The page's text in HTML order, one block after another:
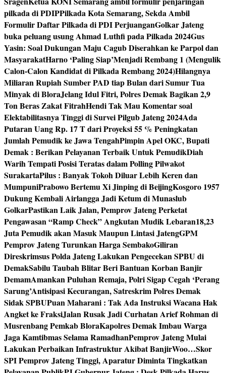
pilkada di PDIPPilkada Kota Semarang, Sekda Ambil
Formulir Daftar Pilkada di PDI PerjuanganGolkar Jateng
buka peluang usung Ahmad Luthfi pada Pilkada 2024Gus
Yasin: Soal Dukungan Maju Cagub Diserahkan ke Parpol dan
MasyarakatHarno ‘Paling Siap’Menjadi Rembang 1 (Mengulik
Calon-Calon Kandidat di Pilkada Rembang 2024)Hilangnya
Miliaran Rupiah Sumber PAD tiap Bulan dari Sumur Tua
Minyak di BloraJelang Idul Fitri, Polres Demak Bagikan 2,9
Ton Beras Zakat FitrahHendi Tak Mau Komentar soal
Elektabilitasnya Tinggi di Survei Pilgub Jateng 2024Ada
Putaran Uang Rp. 17 T dari Proyeksi 55 % Peningkatan
Jumlah Pemudik ke Jawa TengahPimpin Apel OKC, Bupati
Demak : Berikan Pelayanan Terbaik Untuk PemudikDiah
Warih Tempati Posisi Teratas dalam Polling Pilwakot
SurakartaPilus : Banyak Tokoh Diluar Lebih Keren dan
MumpuniPrabowo Bertemu Xi Jinping di BeijingKosgoro 1957
Dukung Kembali Airlangga Jadi Ketum di Munaslub
GolkarPastikan Laik Jalan, Pemprov Jateng Perketat
Pengawasan “Ramp Check” Angkutan Mudik Lebaran18,23
Juta Pemudik akan Masuk Maupun Lintasi JatengGPM
Pemprov Jateng Turunkan Harga SembakoGiliran
Direskrimsus Polda Jateng Lakukan Pengecekan SPBU di
DemakSabilu Taubah Blitar Beri Bantuan Korban Banjir
DemamAmankan Puluhan Remaja, Polri Sigap Cegah ‘Perang
Sarung’Antisipasi Kecurangan, Satreskrim Polres Demak
Sidak SPBUPuan Maharani : Tak Ada Instruksi Wacana Hak
Angket ke FraksiJalan Rusak Jadi Curhatan Arief Rohman di
Musrenbang Pemkab BloraKapolres Demak Imbau Warga
Jaga Kamtibmas Selama RamadhanPemprov Jateng Mulai
Lakukan Perbaikan Infrastruktur Akibat BanjirWoo…Skor
SPI Pemprov Jateng Tinggi, Aparatur Diminta Tingkatkan